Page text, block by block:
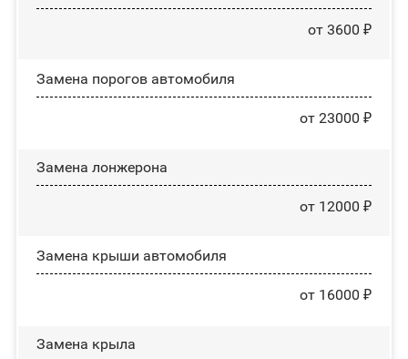
от 3600 ₽
Замена порогов автомобиля
от 23000 ₽
Замена лонжерона
от 12000 ₽
Замена крыши автомобиля
от 16000 ₽
Замена крыла